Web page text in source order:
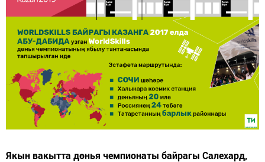
Якын вакытта дөнья чемпионаты байрагы Салехард,